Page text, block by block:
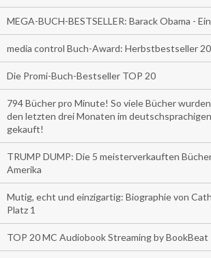
MEGA-BUCH-BESTSELLER: Barack Obama -
media control Buch-Award: Herbstbestseller
Die Promi-Buch-Bestseller TOP 20
794 Bücher pro Minute! So viele Bücher
den letzten drei Monaten im
gekauft!
TRUMP DUMP: Die 5 meisterverkauften
Amerika
Mutig, echt und einzigartig: Biographie von
Platz 1
TOP 20 MC Audiobook Streaming by BookBeat